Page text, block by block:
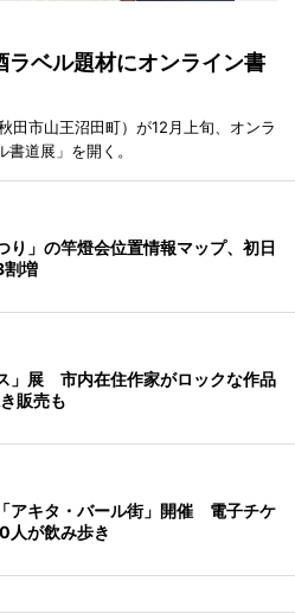
ベル題材にオンライン書
田市山王沼田町）が12月上旬、オンラ
道展」を開く。
り」の竿燈会位置情報マップ、初日
割増
」展 市内在住作家がロックな作品
販売も
アキタ・バール街」開催 電子チケ
人が飲み歩き